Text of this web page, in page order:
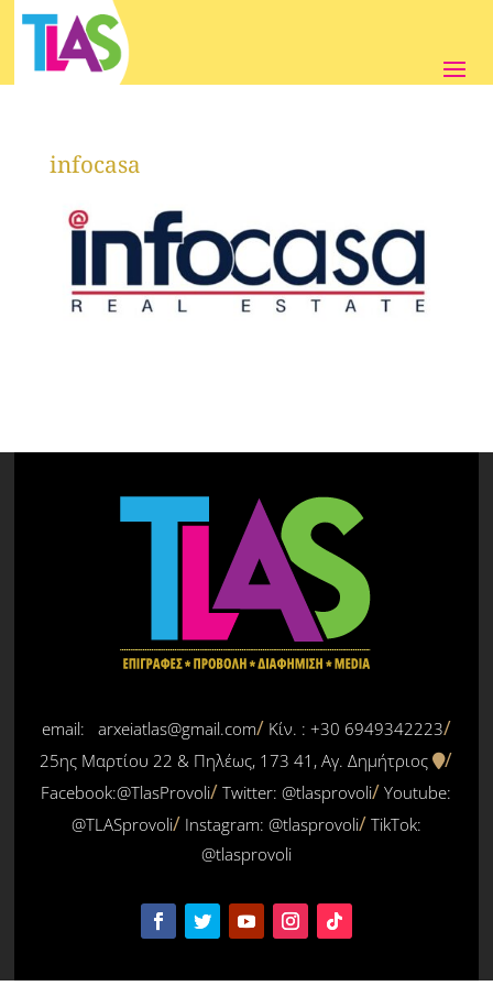
infocasa
email: arxeiatlas@gmail.com
Κίν. : +30 6949342223
25ης Μαρτίου 22 & Πηλέως, 173 41, Αγ. Δημήτριος
Facebook:@TlasProvoli Twitter:@tlasprovoli Youtube:
@TLASprovoli
Instagram: @tlasprovoli TikTok:
@tlasprovoli